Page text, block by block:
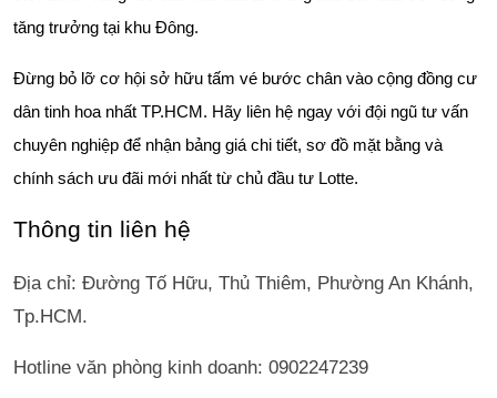
tăng trưởng tại khu Đông.
Đừng bỏ lỡ cơ hội sở hữu tấm vé bước chân vào cộng đồng cư
dân tinh hoa nhất TP.HCM. Hãy liên hệ ngay với đội ngũ tư vấn
chuyên nghiệp để nhận bảng giá chi tiết, sơ đồ mặt bằng và
chính sách ưu đãi mới nhất từ chủ đầu tư Lotte.
Thông tin liên hệ
Địa chỉ: Đường Tố Hữu, Thủ Thiêm, Phường An Khánh,
Tp.HCM.
Hotline văn phòng kinh doanh: 0902247239